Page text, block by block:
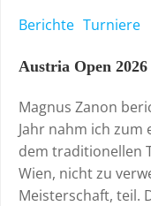
Berichte Turniere
Austria Open
Magnus Zanon
Jahr nahm ich zum
dem traditionellen
Wien, nicht zu
Meisterschaft, teil.